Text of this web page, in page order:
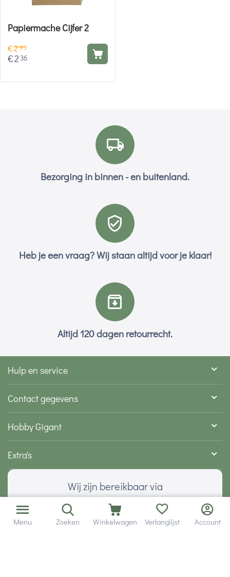
Papiermache Cijfer 2
€295
€2 36
Bezorging in binnen - en buitenland.
Heb je een vraag? Wij staan altijd voor je klaar!
Altijd 120 dagen retourrecht.
Hulp en service
Contact gegevens
Hobby Gigant
Extra's
Wij zijn bereikbaar via
Menu Zoeken Winkelwagen Verlanglijst Account